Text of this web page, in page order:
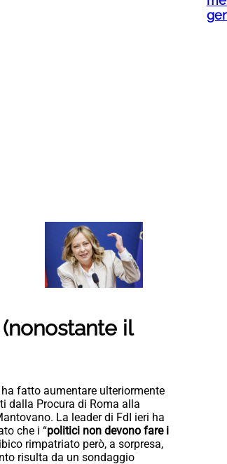
il
fatto aumentare ulteriormente
dalla Procura di Roma alla
La leader di FdI ieri ha
che i “politici non devono fare i
rimpatriato però, a sorpresa,
risulta da un sondaggio